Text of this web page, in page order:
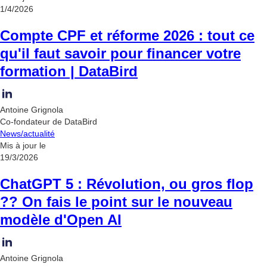
1/4/2026
Compte CPF et réforme 2026 : tout ce
qu'il faut savoir pour financer votre
formation | DataBird
Antoine Grignola
Co-fondateur de DataBird
News/actualité
Mis à jour le
19/3/2026
ChatGPT 5 : Révolution, ou gros flop
?? On fais le point sur le nouveau
modèle d'Open AI
Antoine Grignola